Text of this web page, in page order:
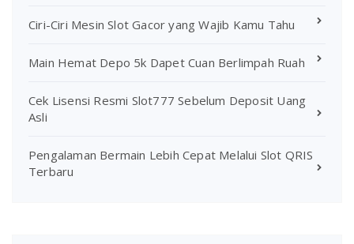
Ciri-Ciri Mesin Slot Gacor yang Wajib Kamu Tahu
Main Hemat Depo 5k Dapet Cuan Berlimpah Ruah
Cek Lisensi Resmi Slot777 Sebelum Deposit Uang
Asli
Pengalaman Bermain Lebih Cepat Melalui Slot QRIS
Terbaru